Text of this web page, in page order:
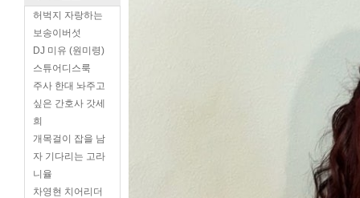
허벅지 자랑하는
보송이버섯
DJ 미유 (원미령)
스튜어디스룩
주사 한대 놔주고
싶은 간호사 갓세
희
개목걸이 잡을 남
자 기다리는 고라
니율
차영현 치어리더